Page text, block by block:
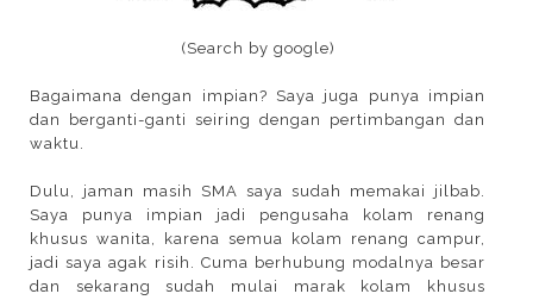
(Search by google)
Bagaimana dengan impian? Saya juga punya impian
dan berganti-ganti seiring dengan pertimbangan dan
waktu.
Dulu, jaman masih SMA saya sudah memakai jilbab.
Saya punya impian jadi pengusaha kolam renang
khusus wanita, karena semua kolam renang campur,
jadi saya agak risih. Cuma berhubung modalnya besar
dan sekarang sudah mulai marak kolam khusus